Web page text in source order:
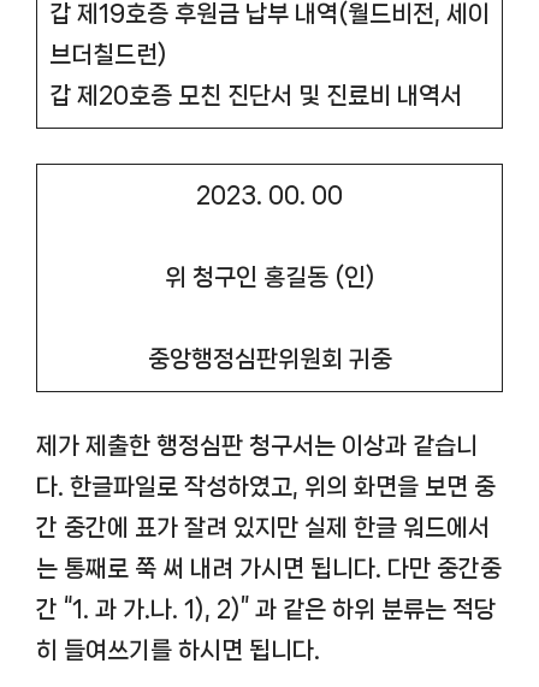
갑 제19호증 후원금 납부 내역(월드비전, 세이
브더칠드런)
갑 제20호증 모친 진단서 및 진료비 내역서
2023. 00. 00
위 청구인 홍길동 (인)
중앙행정심판위원회 귀중
제가 제출한 행정심판 청구서는 이상과 같습니
다. 한글파일로 작성하였고, 위의 화면을 보면 중
간 중간에 표가 잘려 있지만 실제 한글 워드에서
는 통째로 쭉 써 내려 가시면 됩니다. 다만 중간중
간 “1. 과 가.나. 1), 2)” 과 같은 하위 분류는 적당
히 들여쓰기를 하시면 됩니다.